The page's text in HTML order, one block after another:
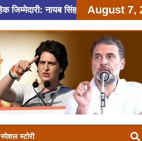
नायब सिंह सैनी सुरक्षा एवं
August 7,
स्पेशल स्टोरी